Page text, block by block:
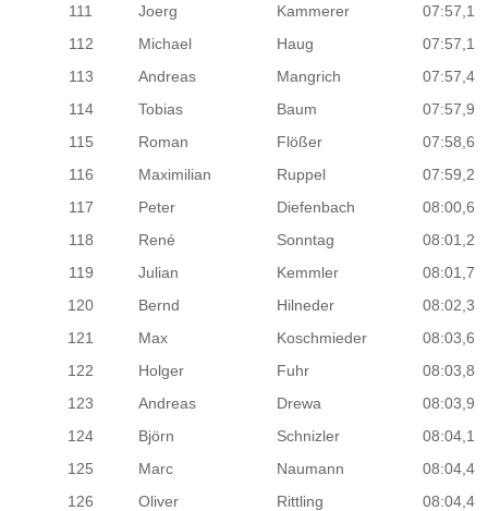
111 Joerg Kammerer
07:57,1
112
Michael Haug
07:57,1
113
Andreas Mangrich
07:57,4
114
Tobias Baum
07:57,9
115
Roman Flößer
07:58,6
116
Maximilian Ruppel
07:59,2
117
Peter Diefenbach
08:00,6
118
René Sonntag
08:01,2
119
Julian Kemmler
08:01,7
120
Bernd Hilneder
08:02,3
121
Max Koschmieder
08:03,6
122
Holger Fuhr
08:03,8
123
Andreas Drewa
08:03,9
124
Björn Schnizler
08:04,1
125
Marc Naumann
08:04,4
126
Oliver Rittling
08:04,4